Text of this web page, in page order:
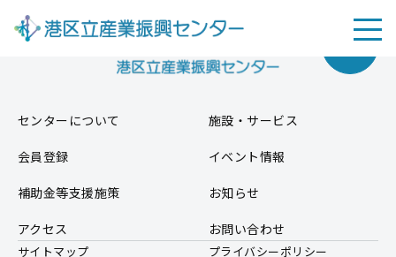
センターについて 施設・サービス
会員登録 イベント情報
補助金等支援施策 お知らせ
アクセス お問い合わせ
サイトマップ
プライバシーポリシー